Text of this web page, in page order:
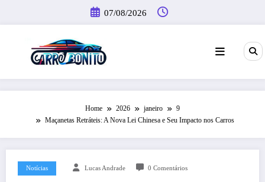
o
07/08/2026
Home 2026 janeiro
9
Maçanetas Retráteis: A Nova Lei Chinesa e Seu Impacto nos Carros
Notícias Lucas Andrade 0 Comentários